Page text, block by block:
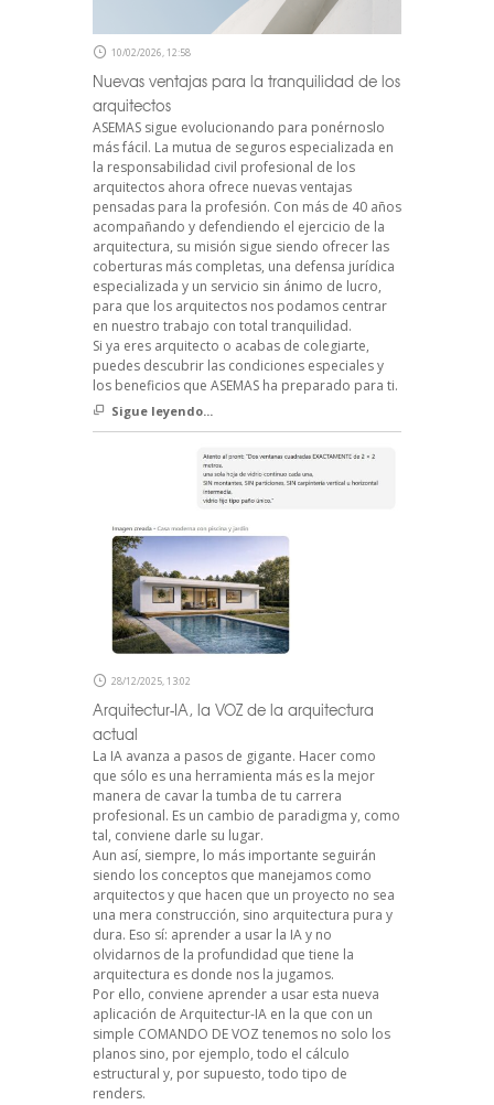
10/02/2026, 12:58
Nuevas ventajas para la tranquilidad de los
arquitectos
ASEMAS sigue evolucionando para ponérnoslo
más fácil. La mutua de seguros especializada en
la responsabilidad civil profesional de los
arquitectos ahora ofrece nuevas ventajas
pensadas para la profesión. Con más de 40 años
acompañando y defendiendo el ejercicio de la
arquitectura, su misión sigue siendo ofrecer las
coberturas más completas, una defensa jurídica
especializada y un servicio sin ánimo de lucro,
para que los arquitectos nos podamos centrar
en nuestro trabajo con total tranquilidad.
Si ya eres arquitecto o acabas de colegiarte,
puedes descubrir las condiciones especiales y
los beneficios que ASEMAS ha preparado para ti.
Sigue leyendo...
28/12/2025, 13:02
Arquitectur-IA, la VOZ de la arquitectura
actual
La IA avanza a pasos de gigante. Hacer como
que sólo es una herramienta más es la mejor
manera de cavar la tumba de tu carrera
profesional. Es un cambio de paradigma y, como
tal, conviene darle su lugar.
Aun así, siempre, lo más importante seguirán
siendo los conceptos que manejamos como
arquitectos y que hacen que un proyecto no sea
una mera construcción, sino arquitectura pura y
dura. Eso sí: aprender a usar la IA y no
olvidarnos de la profundidad que tiene la
arquitectura es donde nos la jugamos.
Por ello, conviene aprender a usar esta nueva
aplicación de Arquitectur-IA en la que con un
simple COMANDO DE VOZ tenemos no solo los
planos sino, por ejemplo, todo el cálculo
estructural y, por supuesto, todo tipo de
renders.